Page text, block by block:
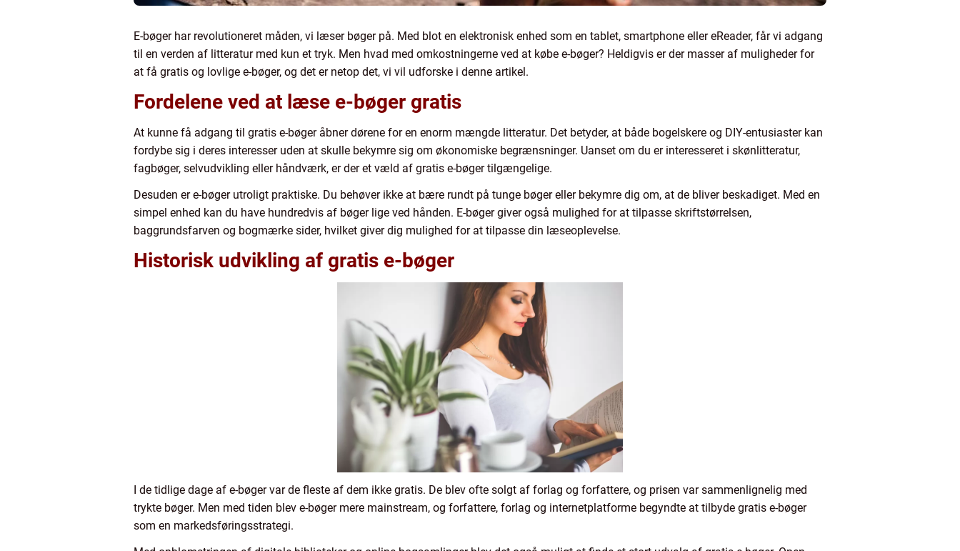
E-bøger har revolutioneret måden, vi læser bøger på. Med blot en elektronisk enhed som en tablet, smartphone eller eReader, får vi adgang
til en verden af litteratur med kun et tryk. Men hvad med omkostningerne ved at købe e-bøger? Heldigvis er der masser af muligheder for
at få gratis og lovlige e-bøger, og det er netop det, vi vil udforske i denne artikel.
Fordelene ved at læse e-bøger gratis
At kunne få adgang til gratis e-bøger åbner dørene for en enorm mængde litteratur. Det betyder, at både bogelskere og DIY-entusiaster kan
fordybe sig i deres interesser uden at skulle bekymre sig om økonomiske begrænsninger. Uanset om du er interesseret i skønlitteratur,
fagbøger, selvudvikling eller håndværk, er der et væld af gratis e-bøger tilgængelige.
Desuden er e-bøger utroligt praktiske. Du behøver ikke at bære rundt på tunge bøger eller bekymre dig om, at de bliver beskadiget. Med en
simpel enhed kan du have hundredvis af bøger lige ved hånden. E-bøger giver også mulighed for at tilpasse skriftstørrelsen,
baggrundsfarven og bogmærke sider, hvilket giver dig mulighed for at tilpasse din læseoplevelse.
Historisk udvikling af gratis e-bøger
I de tidlige dage af e-bøger var de fleste af dem ikke gratis. De blev ofte solgt af forlag og forfattere, og prisen var sammenlignelig med
trykte bøger. Men med tiden blev e-bøger mere mainstream, og forfattere, forlag og internetplatforme begyndte at tilbyde gratis e-bøger
som en markedsføringsstrategi.